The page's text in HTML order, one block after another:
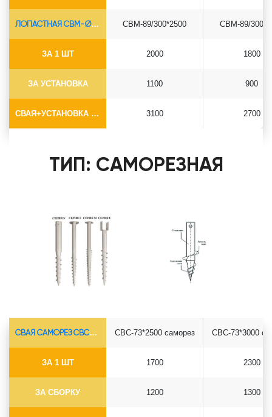
ЛОПАСТНАЯ СВМ-Ø89*6.5
ЗА 1 ШТ
ЗА УСТАНОВКА
СВАЯ+УСТАНОВКА (БЕЗ ОГОЛОВКА)
СВМ-89/300*2500
2000
1100
3100
СВМ-89/
1800
900
2700
ТИП: САМОРЕЗНАЯ
СВАЯ САМОРЕЗ СВС-Ø73*5.5
ЗА 1 ШТ
ЗА СБОРКУ
СВС-73*2500 саморез
1700
1200
СВС-73*3000
2300
1300